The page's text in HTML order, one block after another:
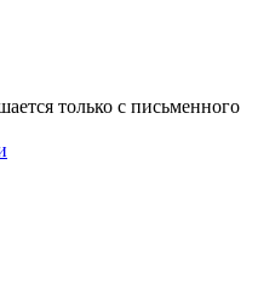
только с письменного